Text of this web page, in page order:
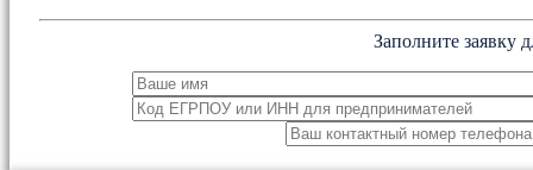
Заполните заявку